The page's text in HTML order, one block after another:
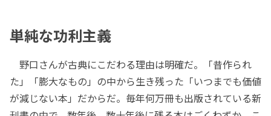
単純な功利主義
野口さんが古典にこだわる理由は明確だ。「昔作られ
た」「膨大なもの」の中から生き残った「いつまでも価値
が減じない本」だからだ。毎年何万冊も出版されている新